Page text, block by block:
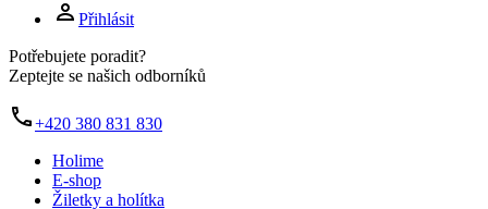
Přihlásit
Potřebujete poradit?
Zeptejte se našich odborníků
+420 380 831 830
Holime
E-shop
Žiletky a holítka